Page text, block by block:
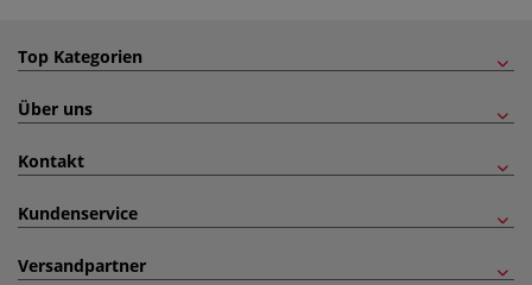
Top Kategorien
Über uns
Kontakt
Kundenservice
Versandpartner